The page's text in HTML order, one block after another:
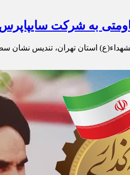
به شرکت
استان تهران، تندیس